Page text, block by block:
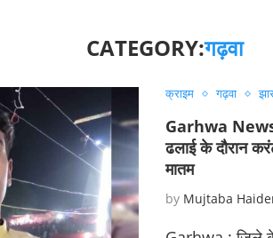
CATEGORY:गढ़वा
क्राइम गढ़वा
Garhwa News:
ढलाई के दौरान
मातम
by Mujtaba